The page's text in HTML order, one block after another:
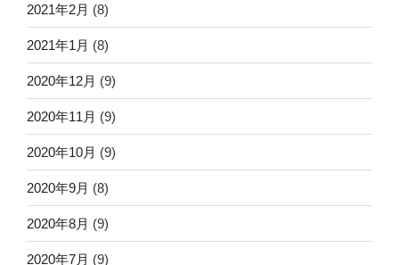
2021年2月 (8)
2021年1月 (8)
2020年12月 (9)
2020年11月 (9)
2020年10月 (9)
2020年9月 (8)
2020年8月 (9)
2020年7月 (9)